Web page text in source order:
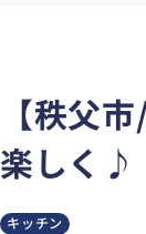
【秩父
楽しく♪
キッチン